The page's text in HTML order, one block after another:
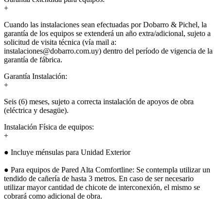
+
Cuando las instalaciones sean efectuadas por Dobarro & Pichel, la
garantía de los equipos se extenderá un año extra/adicional, sujeto a
solicitud de visita técnica (vía mail a:
instalaciones@dobarro.com.uy) dentro del período de vigencia de la
garantía de fábrica.
Garantía Instalación:
+
Seis (6) meses, sujeto a correcta instalación de apoyos de obra
(eléctrica y desagüe).
Instalación Física de equipos:
+
● Incluye ménsulas para Unidad Exterior
● Para equipos de Pared Alta Comfortline: Se contempla utilizar un
tendido de cañería de hasta 3 metros. En caso de ser necesario
utilizar mayor cantidad de chicote de interconexión, el mismo se
cobrará como adicional de obra.